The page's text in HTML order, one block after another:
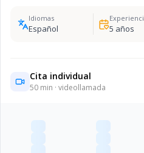
Idiomas
Español 5 años
Cita individual
50 min · videollamada